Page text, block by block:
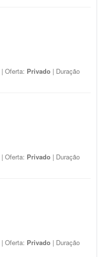
| Oferta: Privado | Duração
| Oferta: Privado | Duração
| Oferta: Privado | Duração